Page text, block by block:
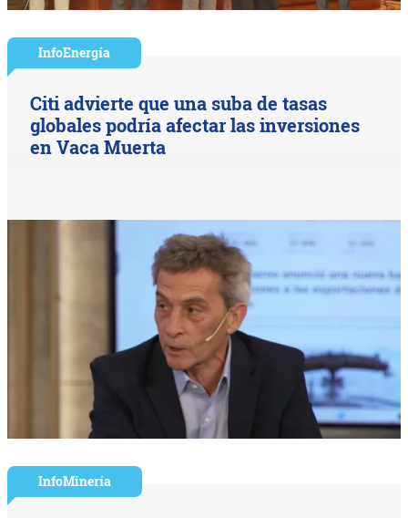
InfoEnergía
Citi advierte que una suba de tasas
globales podría afectar las inversiones
en Vaca Muerta
InfoMinería